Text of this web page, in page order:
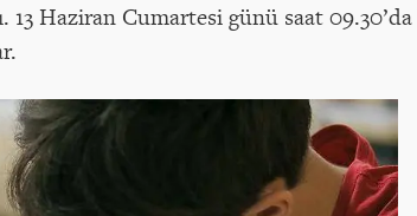
13 Haziran Cumartesi günü saat